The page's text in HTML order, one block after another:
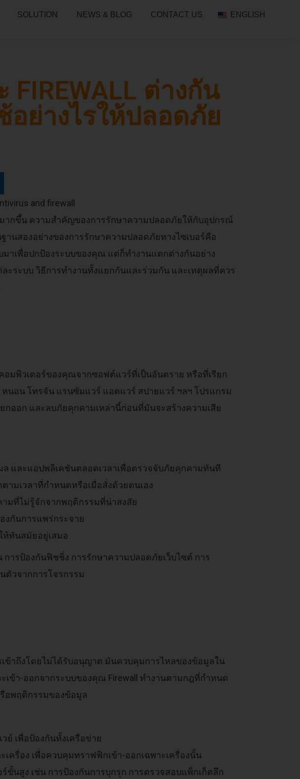
SOLUTION NEWS & BLOG CONTACT US ENGLISH
FIREWALL ต่างกัน
อย่างไรให้ปลอดภัย
ากขึ้น ความสำคัญของการรักษาความปลอดภัยให้กับอุปกรณ์
นสองอย่างของการรักษาความปลอดภัยทางไซเบอร์คือ
าเพื่อปกป้องระบบของคุณ แต่ก็ทำงานแตกต่างกันอย่าง
ะระบบ วิธีการทำงานทั้งแยกกันและร่วมกัน และเหตุผลที่ควร
มพิวเตอร์ของคุณจากซอฟต์แวร์ที่เป็นอันตราย หรือที่เรียก
นอน โทรจัน แรนซัมแวร์ แอดแวร์ สปายแวร์ ฯลฯ โปรแกรม
ออก และลบภัยคุกคามเหล่านี้ก่อนที่มันจะสร้างความเสีย
ล และแอปพลิเคชันตลอดเวลาเพื่อตรวจจับภัยคุกคามทันที
ามเวลาที่กำหนดหรือเมื่อสั่งด้วยตนเอง
มที่ไม่รู้จักจากพฤติกรรมที่น่าสงสัย
งกันการแพร่กระจาย
ห้ทันสมัยอยู่เสมอ
การป้องกันฟิชชิ่ง การรักษาความปลอดภัยเว็บไซต์ การ
ตัวจากการโจรกรรม
ข้าถึงโดยไม่ได้รับอนุญาต มันควบคุมการไหลของข้อมูลใน
ข้า-ออกจากระบบของคุณ Firewall ทำงานตามกฎที่กำหนด
รือพฤติกรรมของข้อมูล
ย์ เพื่อป้องกันทั้งเครือข่าย
ครื่อง เพื่อควบคุมทราฟฟิกเข้า-ออกเฉพาะเครื่องนั้น
ร์ขั้นสูง เช่น การป้องกันการบุกรุก การตรวจสอบแพ็กเก็ตลึก